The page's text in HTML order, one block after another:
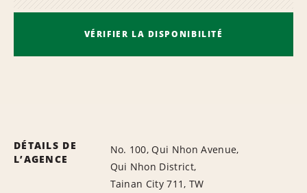
VÉRIFIER LA DISPONIBILITÉ
DÉTAILS DE
L’AGENCE
No. 100, Qui Nhon Avenue,
Qui Nhon District,
Tainan City 711, TW